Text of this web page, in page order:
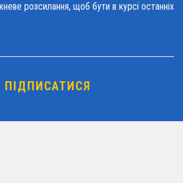
розсилання, щоб бути в курсі останніх